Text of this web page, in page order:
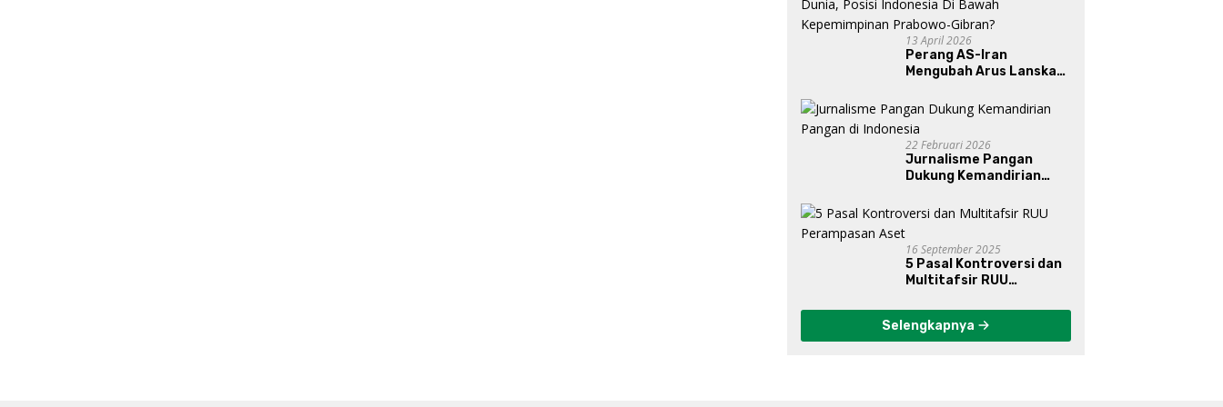
13 April 2026
Perang AS-Iran
Mengubah Arus Lanskap
Bawah Kepemimpinan
Prabowo-Gibran?
22 Februari 2026
Jurnalisme Pangan
Dukung Kemandirian
16 September 2025
5 Pasal Kontroversi dan
Multitafsir RUU
Selengkapnya